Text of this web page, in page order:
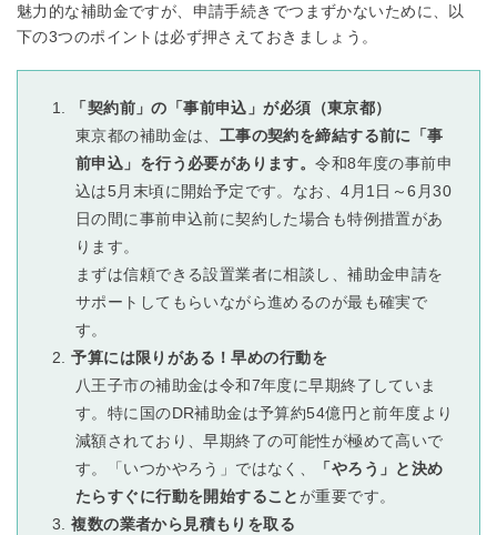
魅力的な補助金ですが、申請手続きでつまずかないために、以
下の3つのポイントは必ず押さえておきましょう。
「契約前」の「事前申込」が必須（東京都）
東京都の補助金は、 工事の契約を締結する前に「事
前申込」を行う必要があります。令和8年度の事前申
込は5月末頃に開始予定です。なお、4月1日～6月30
日の間に事前申込前に契約した場合も特例措置があ
ります。
まずは信頼できる設置業者に相談し、補助金申請を
サポートしてもらいながら進めるのが最も確実で
す。
予算には限りがある！早めの行動を
八王子市の補助金は令和7年度に早期終了していま
す。特に国のDR補助金は予算約54億円と前年度より
減額されており、早期終了の可能性が極めて高いで
す。「いつかやろう」ではなく、
「やろう」と決め
たらすぐに行動を開始することが重要です。
複数の業者から見積もりを取る